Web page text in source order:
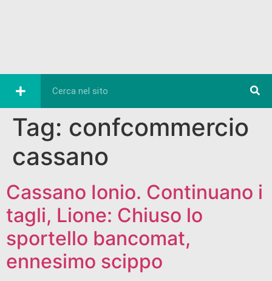
Tag: confcommercio
cassano
Cassano Ionio. Continuano i
tagli, Lione: Chiuso lo
sportello bancomat,
ennesimo scippo